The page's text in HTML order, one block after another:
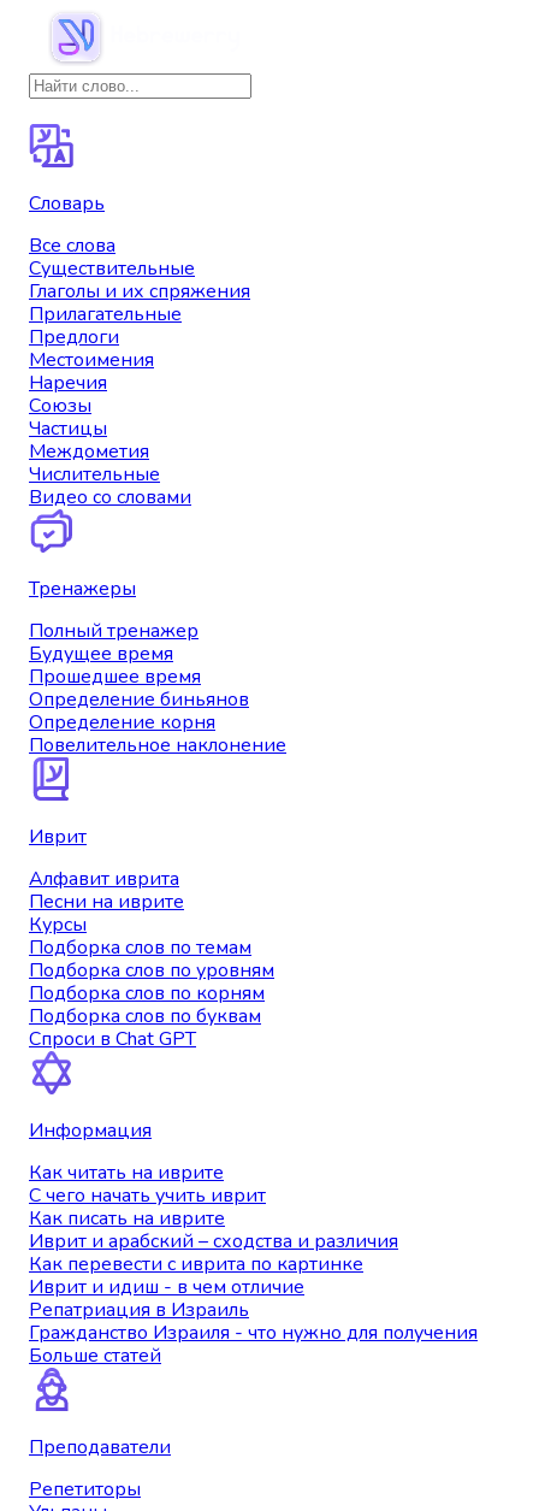
Словарь
Все слова
Существительные
Глаголы и их спряжения
Прилагательные
Предлоги
Местоимения
Наречия
Союзы
Частицы
Междометия
Числительные
Видео со словами
Тренажеры
Полный тренажер
Будущее время
Прошедшее время
Определение биньянов
Определение корня
Повелительное наклонение
Иврит
Алфавит иврита
Песни на иврите
Курсы
Подборка слов по темам
Подборка слов по уровням
Подборка слов по корням
Подборка слов по буквам
Спроси в Chat GPT
Информация
Как читать на иврите
С чего начать учить иврит
Как писать на иврите
Иврит и арабский – сходства и различия
Как перевести с иврита по картинке
Иврит и идиш - в чем отличие
Репатриация в Израиль
Гражданство Израиля - что нужно для получения
Больше статей
Преподаватели
Репетиторы